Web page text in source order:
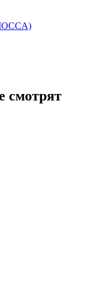
смотрят